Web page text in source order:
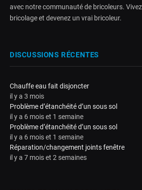
avec notre communauté de bricoleurs.
bricolage et devenez un vrai bricoleur.
DISCUSSIONS RÉCENTES
Chauffe eau fait disjoncter
il y a 3 mois
Problème d’étanchéité d’un sous sol
il y a 6 mois et 1 semaine
Problème d’étanchéité d’un sous sol
il y a 6 mois et 1 semaine
Réparation/changement joints fenêtre
il y a 7 mois et 2 semaines